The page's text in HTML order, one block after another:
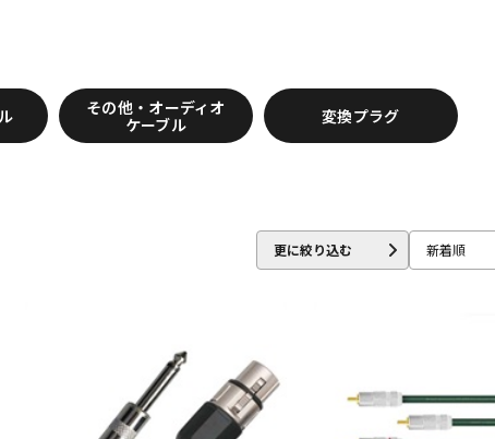
design Gravity Groove Tubes HAYAKUMO HEADREC
Ikebe Original infist Design ISO ACOUSTICS ISOVOX
Morton Microphone Systems
reloop
sanken SANWA SUPPLY
SLR Studios SONTRONICS SONY SoundCraft Soyuz
その他・オーディオ
ケーブル
変換プラグ
更に絞り込む 新着順